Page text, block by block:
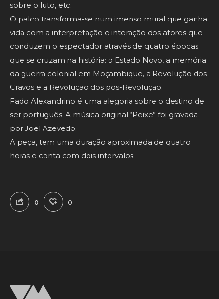
sobre o luto, etc.
O palco transforma-se num imenso mural que ganha
vida com a interpretação e interação dos atores que
conduzem o espectador através de quatro épocas
que se cruzam na história: o Estado Novo, a memória
da guerra colonial em Moçambique, a Revolução dos
Cravos e a Revolução dos pós-Revolução.
Fado Alexandrino é uma alegoria sobre o destino de
ser português. A música original “Peixe” foi gravada
por Joel Azevedo.
A peça, tem uma duração aproximada de quatro
horas e conta com dois intervalos.
0 0